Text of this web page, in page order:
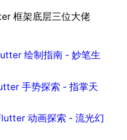
框架底层三位大佬
绘制指南 - 妙笔生
手势探索 - 指掌天
动画探索 - 流光幻